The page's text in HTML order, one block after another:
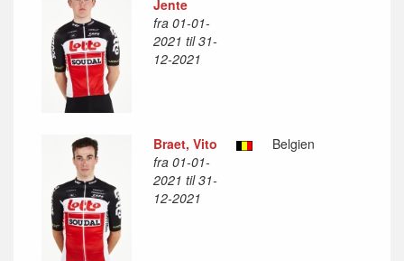
Jente
fra 01-01-
2021 til 31-
12-2021
Braet, Vito
fra 01-01-
2021 til 31-
12-2021
Belgien